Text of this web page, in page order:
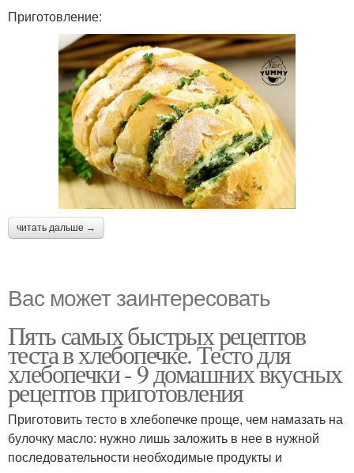
Приготовление:
читать дальше →
Вас может заинтересовать
Пять самых быстрых рецептов
теста в хлебопечке. Тесто для
хлебопечки - 9 домашних вкусных
рецептов приготовления
Приготовить тесто в хлебопечке проще, чем намазать на
булочку масло: нужно лишь заложить в нее в нужной
последовательности необходимые продукты и